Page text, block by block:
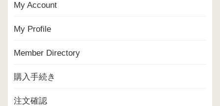
My Account
My Profile
Member Directory
購入手続き
注文確認